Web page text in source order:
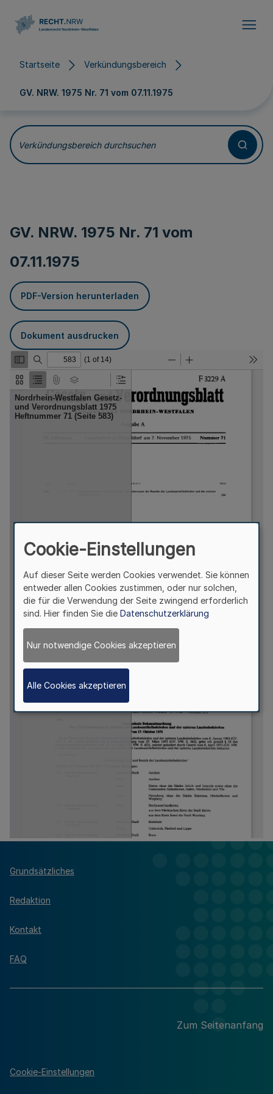
Startseite Verkündungsbereich
GV. NRW. 1975 Nr. 71 vom 07.11.1975
Verkündungsbereich durchsuchen
GV. NRW. 1975 Nr. 71 vom
07.11.1975
PDF-Version herunterladen
Dokument ausdrucken
Grundsätzliches
Redaktion
Kontakt
FAQ
Zum Seitenanfang
Cookie-Einstellungen
Cookie-Einstellungen
Auf dieser Seite werden Cookies verwendet. Sie können
entweder allen Cookies zustimmen, oder nur solchen,
die für die Verwendung der Seite zwingend erforderlich
sind. Hier finden Sie die Datenschutzerklärung
Nur notwendige Cookies akzeptieren
Alle Cookies akzeptieren